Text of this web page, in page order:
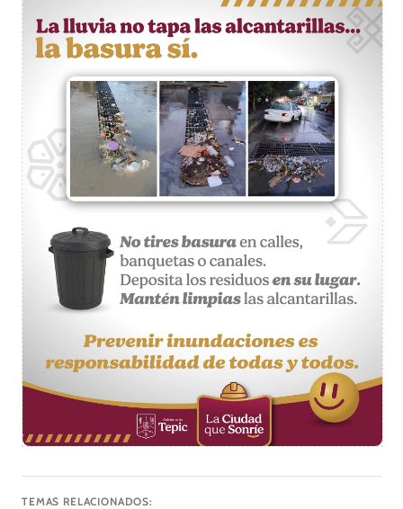
TEMAS RELACIONADOS: